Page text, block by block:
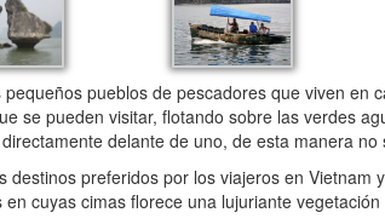
pueblos de pescadores que viven en
se pueden visitar, flotando sobre las verdes
delante de uno, de esta manera
destinos preferidos por los viajeros en
en cuyas cimas florece una lujuriante